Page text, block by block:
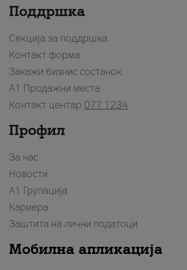
Поддршка
Секција за поддршка
Контакт форма
Закажи бизнис состанок
A1 Продажни места
Контакт центар 077 1234
Профил
За нас
Новости
А1 Групација
Кариера
Заштита на лични податоци
Мобилна апликација